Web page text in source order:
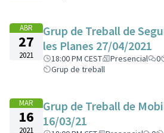
ABR
27
2021
Grup de Treball de
les Planes 27/04/2021
18:00 PM CEST Presencial 0
Grup de treball
MAR
16
2021
Grup de Treball de
16/03/21